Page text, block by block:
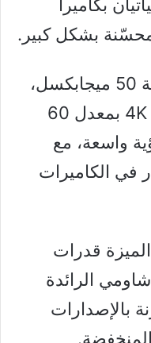
بكاميرا
بشكل كبير.
ستكون كاميرا السيلفي بدقة 50 ميجابكسل،
وتدعم تسجيل الفيديو بدقة 4K بمعدل 60
واسعة، مع
في الكاميرات
قدرات
الرائدة
بالإصدارات